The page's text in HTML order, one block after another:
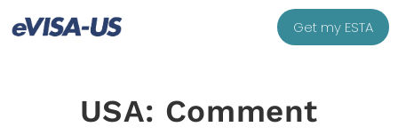
Get my ESTA
USA: Comment